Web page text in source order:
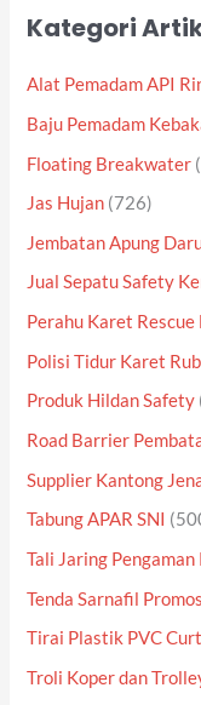
Kategori
Alat Pemadam API
Baju Pemadam
Floating Breakwater
Jas Hujan (726)
Jembatan Apung
Jual Sepatu Safety
Perahu Karet Rescue
Polisi Tidur Karet
Produk Hildan Safety
Road Barrier
Supplier Kantong
Tabung APAR SNI
Tali Jaring
Tenda Sarnafil
Tirai Plastik PVC
Troli Koper dan